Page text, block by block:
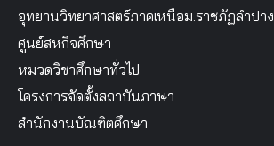
อุทยานวิทยาศาสตร์ภาคเหนือม.ราชภัฏลำปาง
ศูนย์สหกิจศึกษา
หมวดวิชาศึกษาทั่วไป
โครงการจัดตั้งสถาบันภาษา
สำนักงานบัณฑิตศึกษา